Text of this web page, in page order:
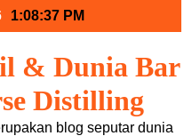
1:08:38 PM
& Dunia Bar
Distilling
blog seputar dunia